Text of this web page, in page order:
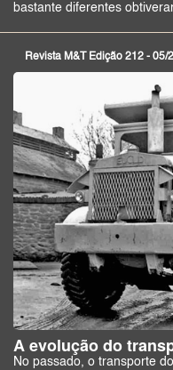
bastante diferentes
Revista M&T Edição 212 - 05/
A evolução do
No passado, o transporte